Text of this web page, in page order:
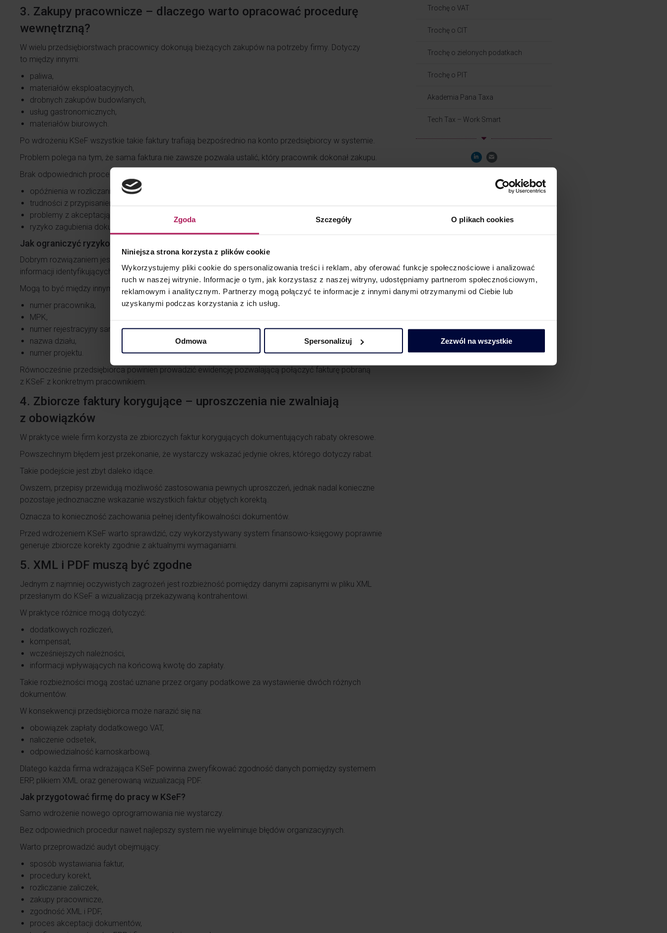
Zgoda Szczegóły O plikach cookies
Niniejsza strona korzysta z plików cookie
Wykorzystujemy pliki cookie do spersonalizowania treści i reklam, aby oferować funkcje społecznościowe i analizować
ruch w naszej witrynie. Informacje o tym, jak korzystasz z naszej witryny, udostępniamy partnerom społecznościowym,
reklamowym i analitycznym. Partnerzy mogą połączyć te informacje z innymi danymi otrzymanymi od Ciebie lub
uzyskanymi podczas korzystania z ich usług.
Odmowa Spersonalizuj Zezwól na wszystkie
3. Zakupy pracownicze – dlaczego warto opracować procedurę
wewnętrzną?
W wielu przedsiębiorstwach pracownicy dokonują bieżących zakupów na potrzeby firmy. Dotyczy
to między innymi:
paliwa,
materiałów eksploatacyjnych,
drobnych zakupów budowlanych,
usług gastronomicznych,
materiałów biurowych.
Po wdrożeniu KSeF wszystkie takie faktury trafiają bezpośrednio na konto przedsiębiorcy w systemie.
Problem polega na tym, że sama faktura nie zawsze pozwala ustalić, który pracownik dokonał zakupu.
Brak odpowiednich procedur może powodować:
opóźnienia w rozliczaniu delegacji,
trudności z przypisaniem kosztów,
problemy z akceptacją wydatków,
ryzyko zagubienia dokumentacji.
Jak ograniczyć ryzyko?
Dobrym rozwiązaniem jest zobowiązanie pracowników do przekazywania sprzedawcy dodatkowych
informacji identyfikujących zakup.
Mogą to być między innymi:
numer pracownika,
MPK,
numer rejestracyjny samochodu,
nazwa działu,
numer projektu.
Równocześnie przedsiębiorca powinien prowadzić ewidencję pozwalającą połączyć fakturę pobraną
z KSeF z konkretnym pracownikiem.
4. Zbiorcze faktury korygujące – uproszczenia nie zwalniają
z obowiązków
W praktyce wiele firm korzysta ze zbiorczych faktur korygujących dokumentujących rabaty okresowe.
Powszechnym błędem jest przekonanie, że wystarczy wskazać jedynie okres, którego dotyczy rabat.
Takie podejście jest zbyt daleko idące.
Owszem, przepisy przewidują możliwość zastosowania pewnych uproszczeń, jednak nadal konieczne
pozostaje jednoznaczne wskazanie wszystkich faktur objętych korektą.
Oznacza to konieczność zachowania pełnej identyfikowalności dokumentów.
Przed wdrożeniem KSeF warto sprawdzić, czy wykorzystywany system finansowo-księgowy poprawnie
generuje zbiorcze korekty zgodnie z aktualnymi wymaganiami.
5. XML i PDF muszą być zgodne
Jednym z najmniej oczywistych zagrożeń jest rozbieżność pomiędzy danymi zapisanymi w pliku XML
przesłanym do KSeF a wizualizacją przekazywaną kontrahentowi.
W praktyce różnice mogą dotyczyć:
dodatkowych rozliczeń,
kompensat,
wcześniejszych należności,
informacji wpływających na końcową kwotę do zapłaty.
Takie rozbieżności mogą zostać uznane przez organy podatkowe za wystawienie dwóch różnych
dokumentów.
W konsekwencji przedsiębiorca może narazić się na:
obowiązek zapłaty dodatkowego VAT,
naliczenie odsetek,
odpowiedzialność karnoskarbową.
Dlatego każda firma wdrażająca KSeF powinna zweryfikować zgodność danych pomiędzy systemem
ERP, plikiem XML oraz generowaną wizualizacją PDF.
Jak przygotować firmę do pracy w KSeF?
Samo wdrożenie nowego oprogramowania nie wystarczy.
Bez odpowiednich procedur nawet najlepszy system nie wyeliminuje błędów organizacyjnych.
Warto przeprowadzić audyt obejmujący:
sposób wystawiania faktur,
procedury korekt,
rozliczanie zaliczek,
zakupy pracownicze,
zgodność XML i PDF,
proces akceptacji dokumentów,
Trochę o VAT
Trochę o CIT
Trochę o zielonych podatkach
Trochę o PIT
Akademia Pana Taxa
Tech Tax – Work Smart